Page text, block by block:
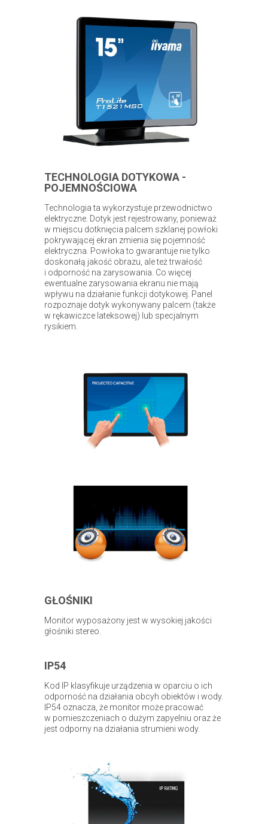
TECHNOLOGIA DOTYKOWA -
POJEMNOŚCIOWA
Technologia ta wykorzystuje przewodnictwo
elektryczne. Dotyk jest rejestrowany, ponieważ
w miejscu dotknięcia palcem szklanej powłoki
pokrywającej ekran zmienia się pojemność
elektryczna. Powłoka to gwarantuje nie tylko
doskonałą jakość obrazu, ale też trwałość
i odporność na zarysowania. Co więcej
ewentualne zarysowania ekranu nie mają
wpływu na działanie funkcji dotykowej. Panel
rozpoznaje dotyk wykonywany palcem (także
w rękawiczce lateksowej) lub specjalnym
rysikiem.
GŁOŚNIKI
Monitor wyposażony jest w wysokiej jakości
głośniki stereo.
IP54
Kod IP klasyfikuje urządzenia w oparciu o ich
odporność na działania obcyh obiektów i wody.
IP54 oznacza, że monitor może pracować
w pomieszczeniach o dużym zapyelniu oraz że
jest odporny na działania strumieni wody.